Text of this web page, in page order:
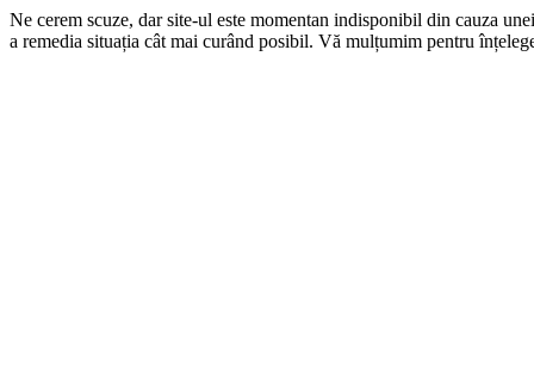
Ne cerem scuze, dar site-ul este momentan indisponibil din cauza
a remedia situația cât mai curând posibil. Vă mulțumim pentru